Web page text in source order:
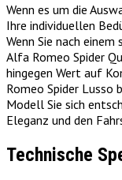
Wenn es um die
Ihre individuellen
Wenn Sie nach
Alfa Romeo Spider
hingegen Wert auf
Romeo Spider Lusso
Modell Sie sich
Eleganz und den
Technische